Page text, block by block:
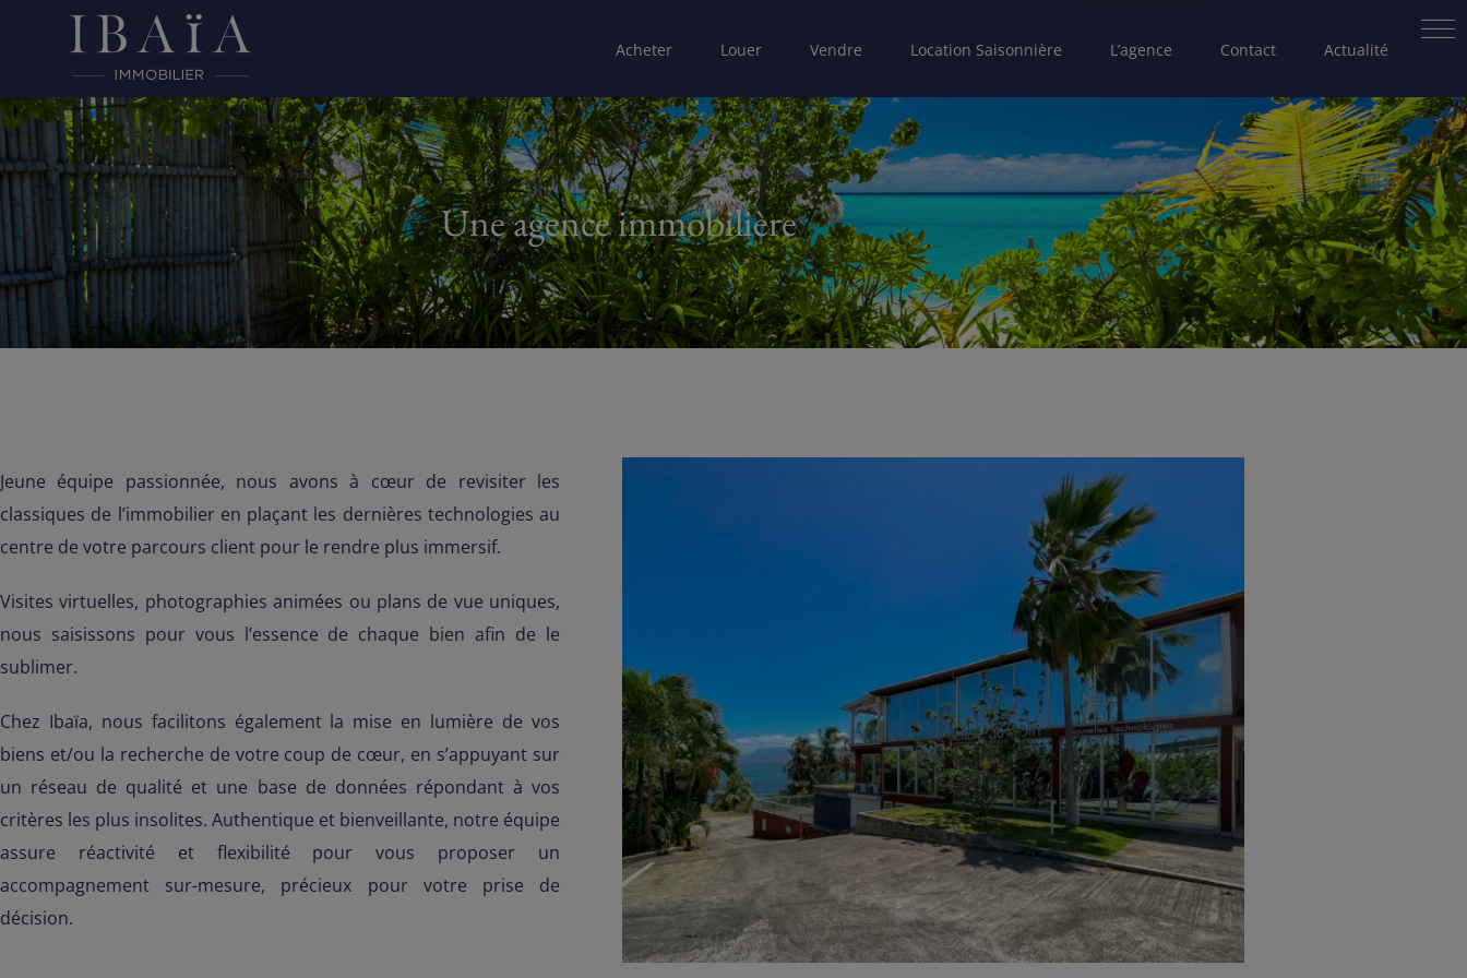
Acheter Louer Vendre Location Saisonnière L’agence Contact Actualité
Une agence immobilière
Jeune équipe passionnée, nous avons à cœur de revisiter les
classiques de l’immobilier en plaçant les dernières technologies au
centre de votre parcours client pour le rendre plus immersif.
Visites virtuelles, photographies animées ou plans de vue uniques,
nous saisissons pour vous l’essence de chaque bien afin de le
sublimer.
Chez Ibaïa, nous facilitons également la mise en lumière de vos
biens et/ou la recherche de votre coup de cœur, en s’appuyant sur
un réseau de qualité et une base de données répondant à vos
critères les plus insolites. Authentique et bienveillante, notre équipe
assure réactivité et flexibilité pour vous proposer un
accompagnement sur-mesure, précieux pour votre prise de
décision.